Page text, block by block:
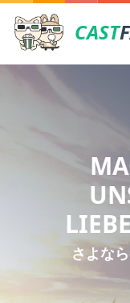
CAST
さよな